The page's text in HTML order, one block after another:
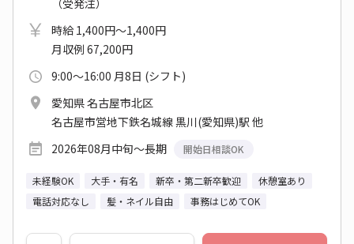
（受発注）
時給 1,400円～1,400円
月収例 67,200円
9:00～16:00 月8日 (シフト)
愛知県 名古屋市北区
名古屋市営地下鉄名城線 黒川(愛知県)駅 他
2026年08月中旬～長期
開始日相談OK
未経験OK 大手・有名 新卒・第二新卒歓迎
休憩室あり
電話対応なし
髪・ネイル自由 事務はじめてOK